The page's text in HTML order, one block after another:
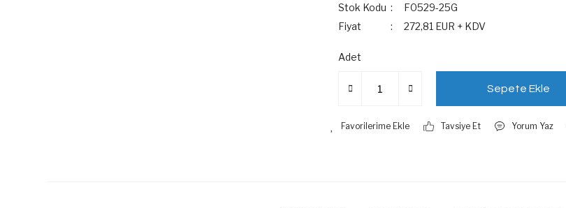
Stok Kodu
F0529-25G
Fiyat
272,81 EUR + KDV
Adet
Sepete Ekle
Tavsiye Et Yorum Yaz